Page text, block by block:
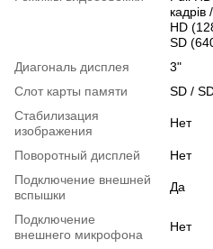
кадрів
HD
SD
Диагональ дисплея
3"
Слот карты памяти
SD /
Стабилизация
изображения
Нет
Поворотный дисплей
Нет
Подключение внешней
вспышки
Да
Подключение
внешнего микрофона
Нет